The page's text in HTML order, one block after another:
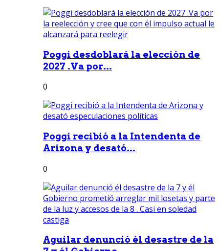
Poggi desdoblará la elección de
2027 .Va por...
0
Poggi recibió a la Intendenta de
Arizona y desató...
0
Aguilar denunció él desastre de la